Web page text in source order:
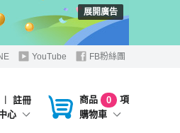
展開廣告
YouTube FB粉絲團
︱
註冊
心
商品 0
項
購物車